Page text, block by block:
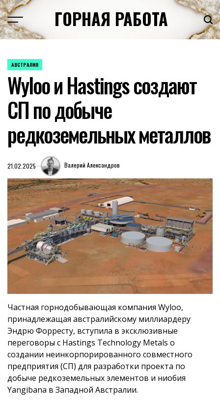
Перейти
к
содержимому
ГОРНАЯ РАБОТА
ОПУБЛИКОВАНО
АВСТРАЛИЯ
Wyloo и Hastings создают
СП по добыче
редкоземельных металлов
21.02.2025 Валерий Александров
Частная горнодобывающая компания Wyloo,
принадлежащая австралийскому миллиардеру
Эндрю Форресту, вступила в эксклюзивные
переговоры с Hastings Technology Metals о
создании неинкорпорированного совместного
предприятия (СП) для разработки проекта по
добыче редкоземельных элементов и ниобия
Yangibana в Западной Австралии.